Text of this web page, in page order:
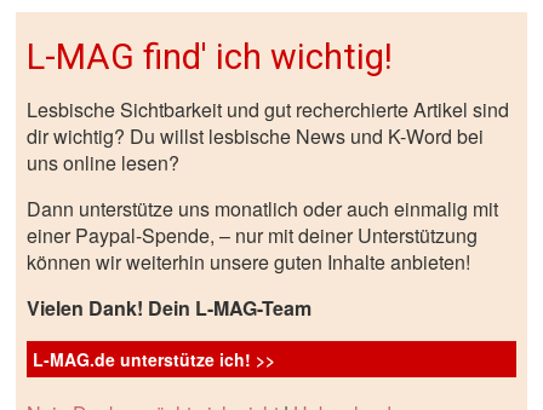
L-MAG find' ich wichtig!
Lesbische Sichtbarkeit und gut recherchierte Artikel sind
dir wichtig? Du willst lesbische News und K-Word bei
uns online lesen?
Dann unterstütze uns monatlich oder auch einmalig mit
einer Paypal-Spende, – nur mit deiner Unterstützung
können wir weiterhin unsere guten Inhalte anbieten!
Vielen Dank! Dein L-MAG-Team
L-MAG.de unterstütze ich! >>